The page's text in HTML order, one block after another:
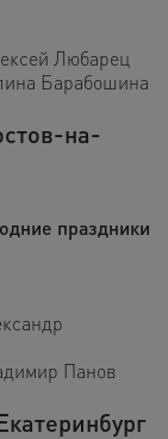
Любарец
Барабошина
на-
праздники
Панов